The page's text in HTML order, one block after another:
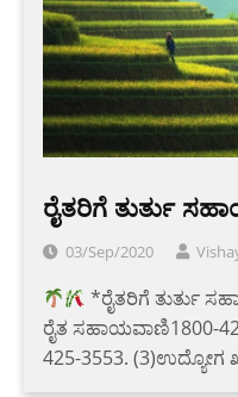
ರೈತರಿಗೆ ತುರ್ತು
03/Sep/2020
*ರೈತರಿಗೆ ತುರ್ತು
ರೈತ ಸಹಾಯವಾಣಿ1800-
425-3553. (3)ಉದ್ಯೋಗ